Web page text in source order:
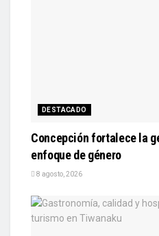
DESTACADO
Concepción fortalece la
enfoque de género
8 agosto, 2026